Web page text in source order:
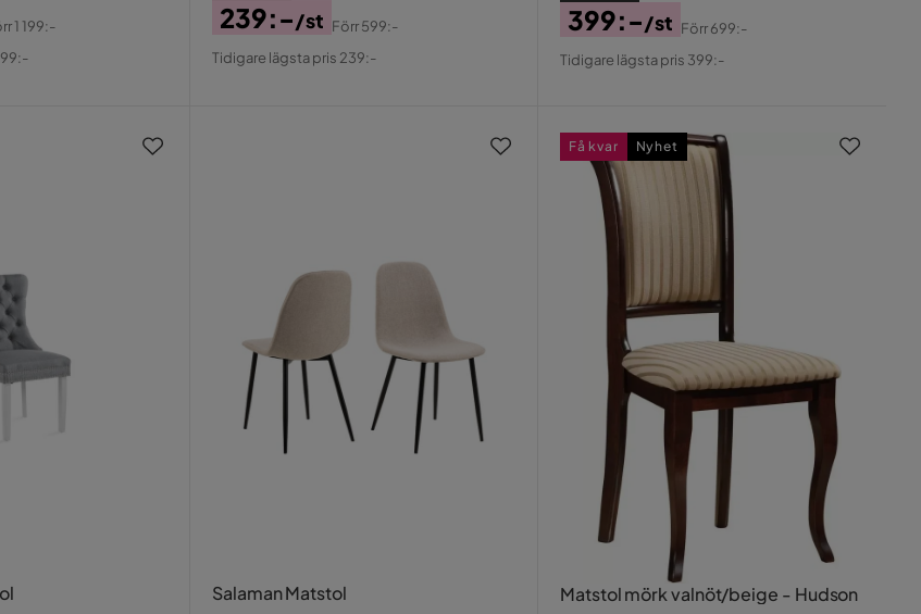
1 199:-
Pris
239:-/st
Original
Förr599:-
Tidigare lägsta pris 239:-
Pris
399:-/st
Original
Förr699:-
Tidigare lägsta pris 399:-
Salaman Matstol Matstol mörk valnöt/beige - Hudson
Få kvar Nyhet